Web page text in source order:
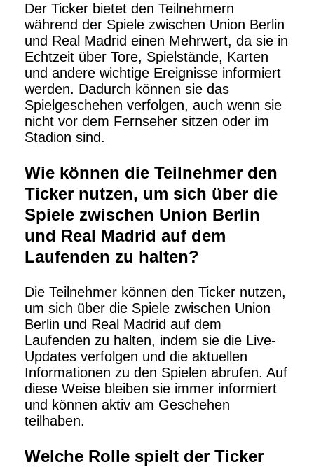
Der Ticker bietet den Teilnehmern
während der Spiele zwischen Union Berlin
und Real Madrid einen Mehrwert, da sie in
Echtzeit über Tore, Spielstände, Karten
und andere wichtige Ereignisse informiert
werden. Dadurch können sie das
Spielgeschehen verfolgen, auch wenn sie
nicht vor dem Fernseher sitzen oder im
Stadion sind.
Wie können die Teilnehmer den
Ticker nutzen, um sich über die
Spiele zwischen Union Berlin
und Real Madrid auf dem
Laufenden zu halten?
Die Teilnehmer können den Ticker nutzen,
um sich über die Spiele zwischen Union
Berlin und Real Madrid auf dem
Laufenden zu halten, indem sie die Live-
Updates verfolgen und die aktuellen
Informationen zu den Spielen abrufen. Auf
diese Weise bleiben sie immer informiert
und können aktiv am Geschehen
teilhaben.
Welche Rolle spielt der Ticker